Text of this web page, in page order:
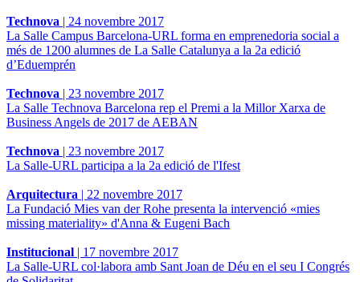
Technova | 24 novembre 2017
La Salle Campus Barcelona-URL forma en emprenedoria social a
més de 1200 alumnes de La Salle Catalunya a la 2a edició
d’Eduemprén
Technova | 23 novembre 2017
La Salle Technova Barcelona rep el Premi a la Millor Xarxa de
Business Angels de 2017 de AEBAN
Technova | 23 novembre 2017
La Salle-URL participa a la 2a edició de l'Ifest
Arquitectura | 22 novembre 2017
La Fundació Mies van der Rohe presenta la intervenció «mies
missing materiality» d'Anna & Eugeni Bach
Institucional | 17 novembre 2017
La Salle-URL col·labora amb Sant Joan de Déu en el seu I Congrés